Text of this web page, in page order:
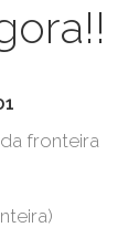
fronteira